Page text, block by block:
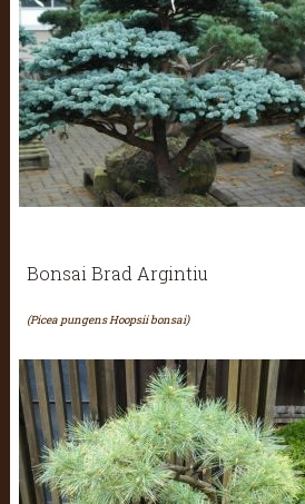
Bonsai Brad Argintiu
(Picea pungens Hoopsii bonsai)